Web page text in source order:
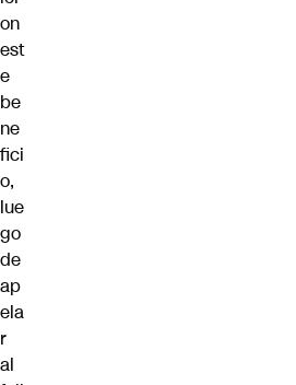
on
est
e
be
ne
fici
o,
lue
go
de
ap
ela
r
al